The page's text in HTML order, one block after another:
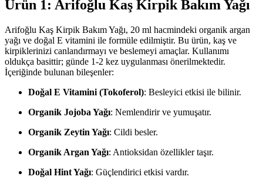
Ürün 1: Arifoğlu Kaş Kirpik Bakım Yağı
Arifoğlu Kaş Kirpik Bakım Yağı, 20 ml hacmindeki organik argan
yağı ve doğal E vitamini ile formüle edilmiştir. Bu ürün, kaş ve
kirpiklerinizi canlandırmayı ve beslemeyi amaçlar. Kullanımı
oldukça basittir; günde 1-2 kez uygulanması önerilmektedir.
İçeriğinde bulunan bileşenler:
Doğal E Vitamini (Tokoferol): Besleyici etkisi ile bilinir.
Organik Jojoba Yağı: Nemlendirir ve yumuşatır.
Organik Zeytin Yağı: Cildi besler.
Organik Argan Yağı: Antioksidan özellikler taşır.
Doğal Hint Yağı: Güçlendirici etkisi vardır.